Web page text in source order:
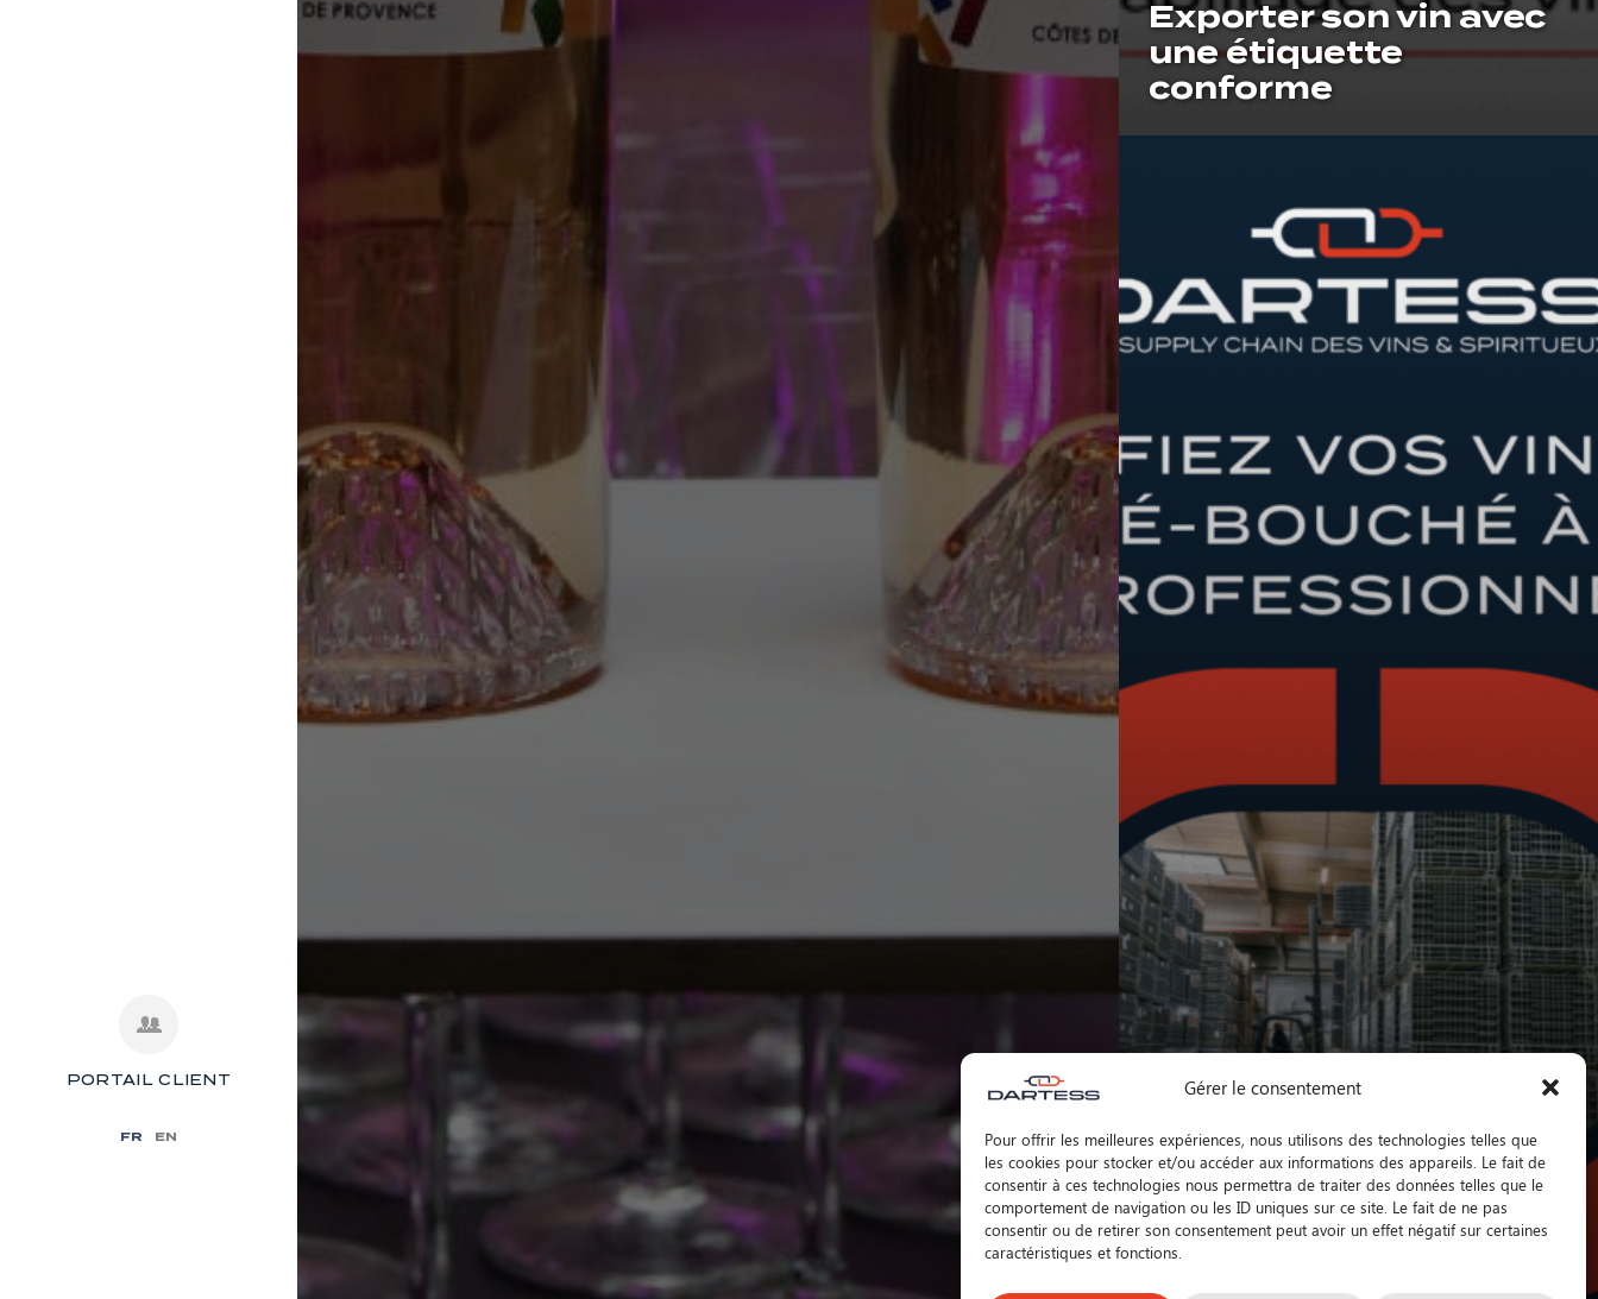
Gérer le consentement
Pour offrir les meilleures expériences, nous utilisons des technologies telles que
les cookies pour stocker et/ou accéder aux informations des appareils. Le fait de
consentir à ces technologies nous permettra de traiter des données telles que le
comportement de navigation ou les ID uniques sur ce site. Le fait de ne pas
consentir ou de retirer son consentement peut avoir un effet négatif sur certaines
caractéristiques et fonctions.
PORTAIL CLIENT
FR EN
Exporter son vin avec
une étiquette
conforme